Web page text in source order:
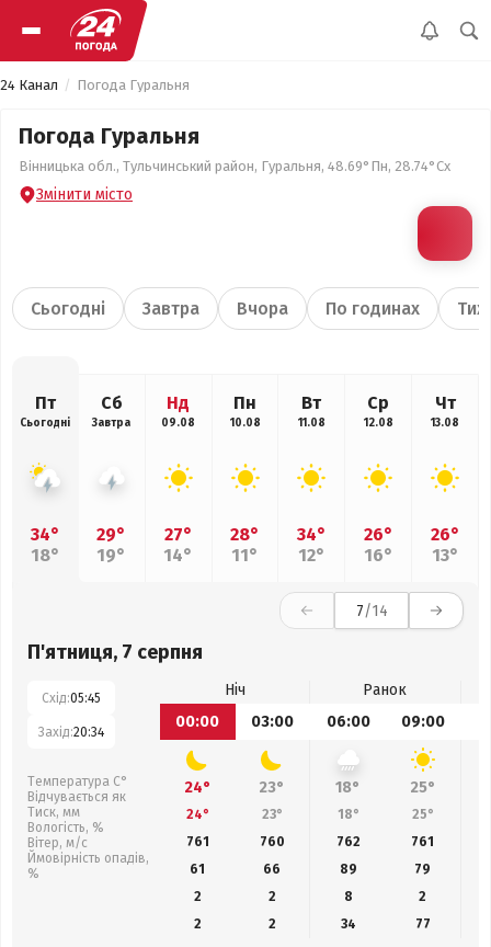
24 Канал Погода Гуральня
Погода Гуральня
Вінницька обл., Тульчинський район, Гуральня, 48.69°Пн, 28.74°Сх
Змінити місто
Сьогодні Завтра Вчора По годинах
Пт
Сьогодні
34°
18°
Сб
Завтра
29°
19°
Нд
09.08
27°
14°
Пн
10.08
28°
11°
Вт
11.08
34°
12°
Ср
12.08
26°
16°
Чт
13.08
26°
13°
7/14
П'ятниця, 7 серпня
Схід:05:45
Захід:20:34
Температура С°
Відчувається як
Тиск, мм
Вологість, %
Вітер, м/с
Ймовірність опадів,
%
Ніч
Ранок
00:00
03:00 06:00 09:00
24° 23° 18° 25°
24° 23° 18° 25°
761
760 762 761
61
66 89 79
2
2 8
2
2
2 34 77